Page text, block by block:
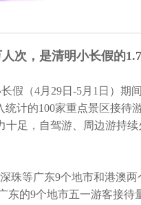
次，是清明小长假的
假（4月29日-5月1日）期
计的100家重点景区接待
十足，自驾游、周边游持
珠等广东9个地市和港澳两
东的9个地市五一游客接待